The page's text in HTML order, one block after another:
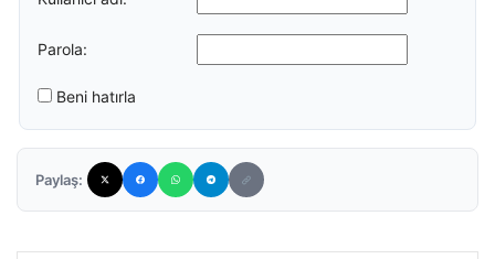
Parola:
Beni hatırla
Paylaş: